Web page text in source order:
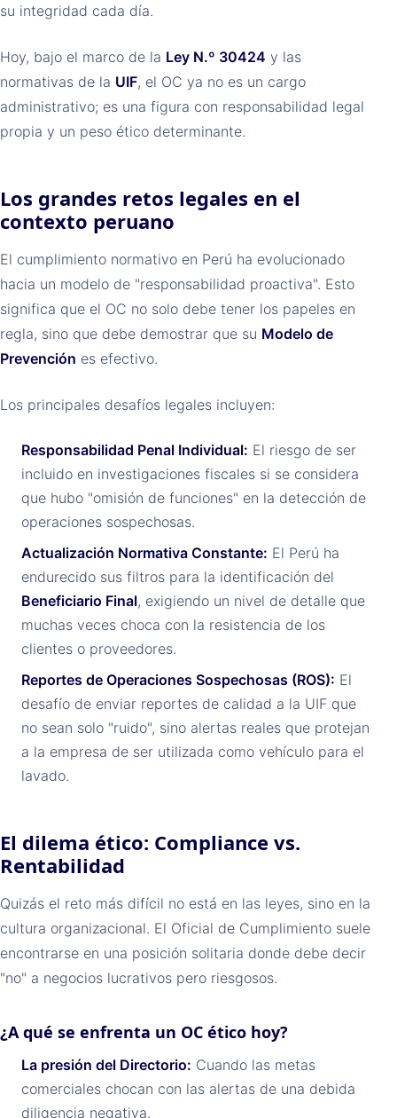
su integridad cada día.
Hoy, bajo el marco de la Ley N.º 30424 y las
normativas de la UIF, el OC ya no es un cargo
administrativo; es una figura con responsabilidad legal
propia y un peso ético determinante.
Los grandes retos legales en el
contexto peruano
El cumplimiento normativo en Perú ha evolucionado
hacia un modelo de "responsabilidad proactiva". Esto
significa que el OC no solo debe tener los papeles en
regla, sino que debe demostrar que su Modelo de
Prevención es efectivo.
Los principales desafíos legales incluyen:
Responsabilidad Penal Individual: El riesgo de ser
incluido en investigaciones fiscales si se considera
que hubo "omisión de funciones" en la detección de
operaciones sospechosas.
Actualización Normativa Constante: El Perú ha
endurecido sus filtros para la identificación del
Beneficiario Final, exigiendo un nivel de detalle que
muchas veces choca con la resistencia de los
clientes o proveedores.
Reportes de Operaciones Sospechosas (ROS): El
desafío de enviar reportes de calidad a la UIF que
no sean solo "ruido", sino alertas reales que protejan
a la empresa de ser utilizada como vehículo para el
lavado.
El dilema ético: Compliance vs.
Rentabilidad
Quizás el reto más difícil no está en las leyes, sino en la
cultura organizacional. El Oficial de Cumplimiento suele
encontrarse en una posición solitaria donde debe decir
"no" a negocios lucrativos pero riesgosos.
¿A qué se enfrenta un OC ético hoy?
La presión del Directorio: Cuando las metas
comerciales chocan con las alertas de una debida
diligencia negativa.